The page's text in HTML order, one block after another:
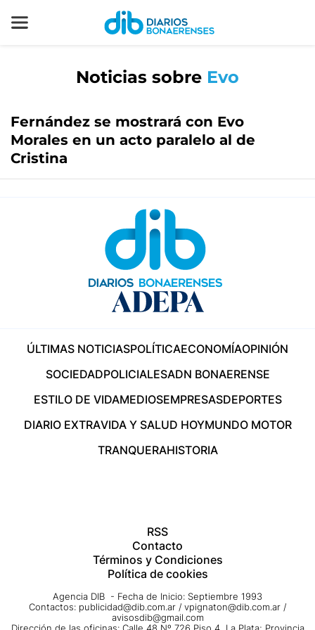
Noticias sobre Evo
Fernández se mostrará con Evo
Morales en un acto paralelo al de
Cristina
ÚLTIMAS NOTICIASPOLÍTICAECONOMÍAOPINIÓN
SOCIEDADPOLICIALESADN BONAERENSE
ESTILO DE VIDAMEDIOSEMPRESASDEPORTES
DIARIO EXTRAVIDA Y SALUD HOYMUNDO MOTOR
TRANQUERAHISTORIA
RSS
Contacto
Términos y Condiciones
Política de cookies
Agencia DIB - Fecha de Inicio: Septiembre 1993
Contactos: publicidad@dib.com.ar / vpignaton@dib.com.ar /
avisosdib@gmail.com